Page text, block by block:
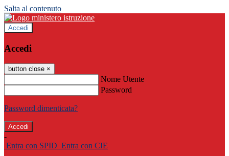
Salta al contenuto
Accedi
Accedi
button close ×
Nome Utente
Password
Password dimenticata?
-
Entra con SPID Entra con CIE